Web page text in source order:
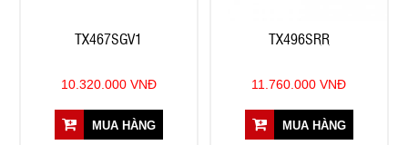
TX467SGV1
10.320.000 VNĐ
MUA HÀNG
TX496SRR
11.760.000 VNĐ
MUA HÀNG